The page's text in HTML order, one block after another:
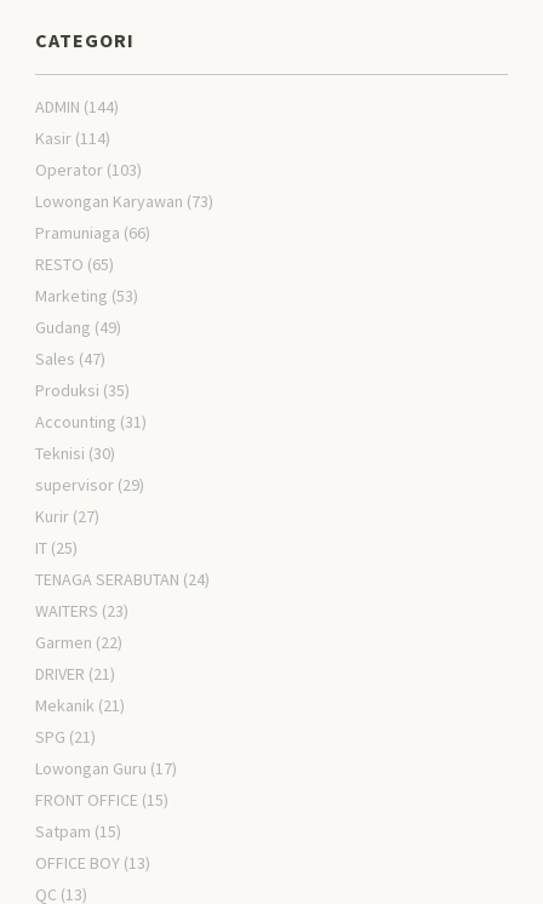
CATEGORI
ADMIN (144)
Kasir (114)
Operator (103)
Lowongan Karyawan (73)
Pramuniaga (66)
RESTO (65)
Marketing (53)
Gudang (49)
Sales (47)
Produksi (35)
Accounting (31)
Teknisi (30)
supervisor (29)
Kurir (27)
IT (25)
TENAGA SERABUTAN (24)
WAITERS (23)
Garmen (22)
DRIVER (21)
Mekanik (21)
SPG (21)
Lowongan Guru (17)
FRONT OFFICE (15)
Satpam (15)
OFFICE BOY (13)
QC (13)